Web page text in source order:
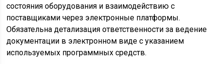
состояния оборудования и взаимодействию с
поставщиками через электронные платформы.
Обязательна детализация ответственности за ведение
документации в электронном виде с указанием
используемых программных средств.